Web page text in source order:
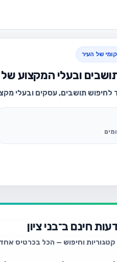
של העיר
ובעלי המקצוע של
תושבים, עסקים ובעלי
חינם ב־בני ציון
קטגוריות וחיפוש — הכל בכרטיס